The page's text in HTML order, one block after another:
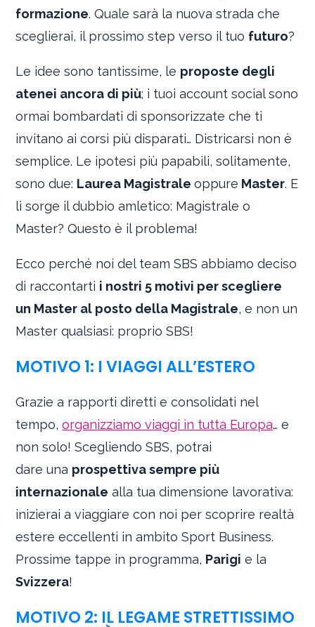
formazione. Quale sarà la nuova strada che
sceglierai, il prossimo step verso il tuo futuro?
Le idee sono tantissime, le proposte degli
atenei ancora di più; i tuoi account social sono
ormai bombardati di sponsorizzate che ti
invitano ai corsi più disparati… Districarsi non è
semplice. Le ipotesi più papabili, solitamente,
sono due: Laurea Magistraleoppure Master. E
lì sorge il dubbio amletico: Magistrale o
Master? Questo è il problema!
Ecco perché noi del team SBS abbiamo deciso
di raccontarti i nostri 5 motivi per scegliere
un Master al posto della Magistrale, e non un
Master qualsiasi: proprio SBS!
MOTIVO 1: I VIAGGI ALL’ESTERO
Grazie a rapporti diretti e consolidati nel
tempo,organizziamo viaggi in tutta Europa… e
non solo! Scegliendo SBS, potrai
dare una prospettiva sempre più
internazionale alla tua dimensione lavorativa:
inizierai a viaggiare con noi per scoprire realtà
estere eccellenti in ambito Sport Business.
Prossime tappe in programma, Parigi e la
Svizzera!
MOTIVO 2: IL LEGAME STRETTISSIMO